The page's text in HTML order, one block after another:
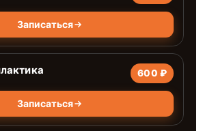
Записаться
600 ₽
Записаться